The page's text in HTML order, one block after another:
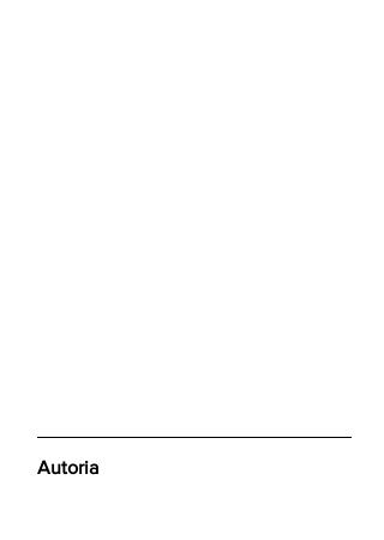
Autoria